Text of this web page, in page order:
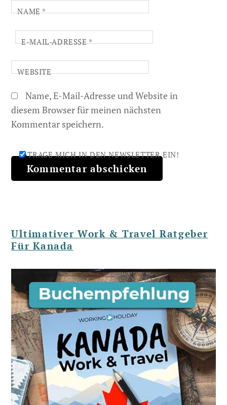
NAME*
E-MAIL-ADRESSE*
WEBSITE
Name, E-Mail-Adresse und Website in
diesem Browser für meinen nächsten
Kommentar speichern.
TRAGE MICH IN DEN NEWSLETTER EIN!
Ultimativer Work & Travel Ratgeber
Für Kanada